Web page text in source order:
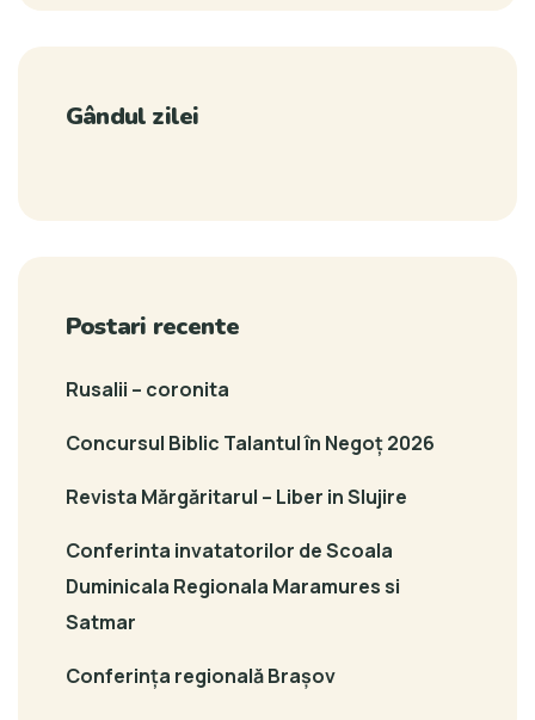
Gândul zilei
Postari recente
Rusalii – coronita
Concursul Biblic Talantul în Negoț 2026
Revista Mărgăritarul – Liber in Slujire
Conferinta invatatorilor de Scoala
Duminicala Regionala Maramures si
Satmar
Conferința regională Brașov